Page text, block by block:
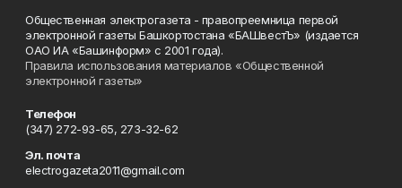
Общественная электрогазета - правопреемница первой
электронной газеты Башкортостана «БАШвестЪ» (издается
ОАО ИА «Башинформ» с 2001 года).
Правила использования материалов «Общественной
электронной газеты»
Телефон
(347) 272-93-65, 273-32-62
Эл. почта
electrogazeta2011@gmail.com